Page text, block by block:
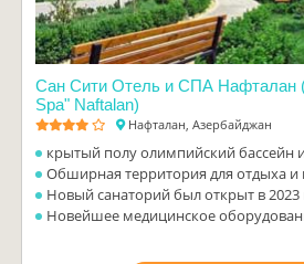
Сан Сити Отель и СПА Нафталан
Spa" Naftalan)
Нафталан, Азербайджан
крытый полу олимпийский бассейн
Обширная территория для отдыха и
Новый санаторий был открыт в 2023
Новейшее медицинское